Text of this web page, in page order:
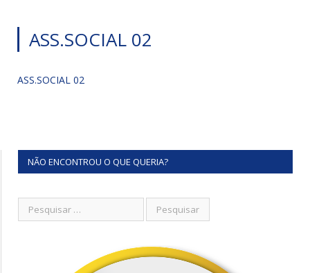
ASS.SOCIAL 02
ASS.SOCIAL 02
NÃO ENCONTROU O QUE QUERIA?